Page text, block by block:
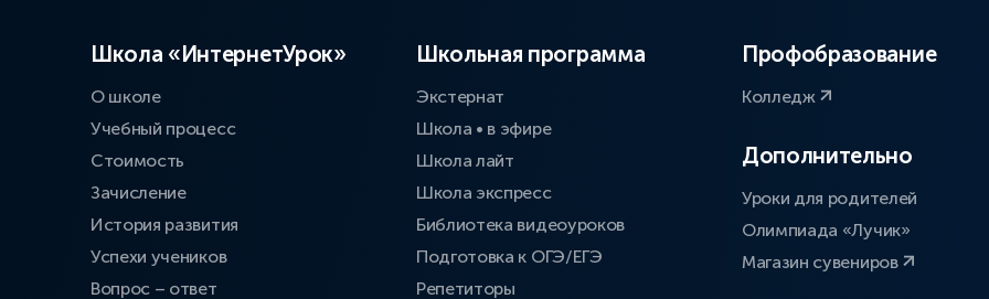
Школа «ИнтернетУрок»
О школе
Учебный процесс
Стоимость
Зачисление
История развития
Успехи учеников
Вопрос – ответ
Школьная программа
Экстернат
Школа • в эфире
Школа лайт
Школа экспресс
Библиотека видеоуроков
Подготовка к ОГЭ/ЕГЭ
Репетиторы
Профобразование
Колледж
Дополнительно
Уроки для родителей
Олимпиада «Лучик»
Магазин сувениров